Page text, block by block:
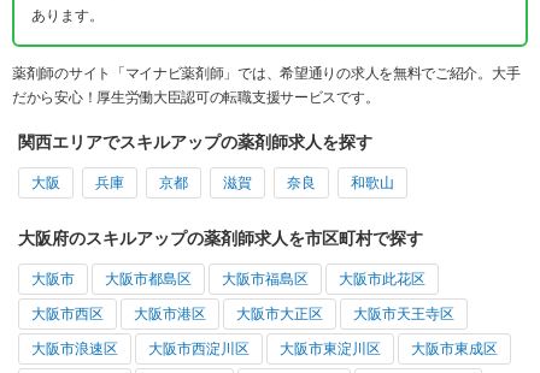
あります。
薬剤師のサイト「マイナビ薬剤師」では、希望通りの求人を無料でご紹介。大手
だから安心！厚生労働大臣認可の転職支援サービスです。
関西エリアでスキルアップの薬剤師求人を探す
大阪 兵庫 京都 滋賀 奈良 和歌山
大阪府のスキルアップの薬剤師求人を市区町村で探す
大阪市 大阪市都島区 大阪市福島区 大阪市此花区
大阪市西区 大阪市港区 大阪市大正区 大阪市天王寺区
大阪市浪速区 大阪市西淀川区 大阪市東淀川区 大阪市東成区